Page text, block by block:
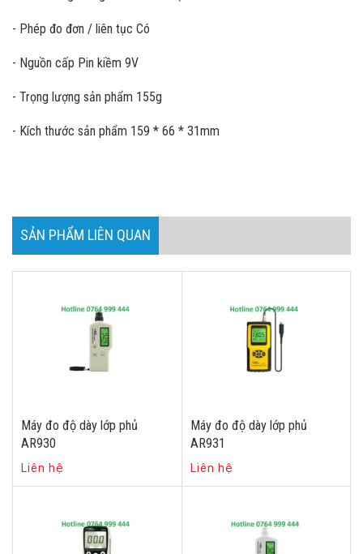
- Phép đo đơn / liên tục Có
- Nguồn cấp Pin kiềm 9V
- Trọng lượng sản phẩm 155g
- Kích thước sản phẩm 159 * 66 * 31mm
SẢN PHẨM LIÊN QUAN
Máy đo độ dày lớp phủ
AR930
Liên hệ
Máy đo độ dày lớp phủ
AR931
Liên hệ